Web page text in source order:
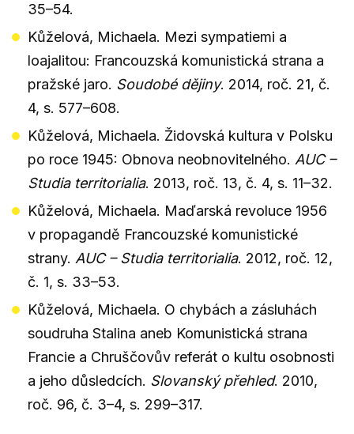
35–54.
Kůželová, Michaela. Mezi sympatiemi a
loajalitou: Francouzská komunistická strana a
pražské jaro. Soudobé dějiny. 2014, roč. 21, č.
4, s. 577–608.
Kůželová, Michaela. Židovská kultura v Polsku
po roce 1945: Obnova neobnovitelného. AUC –
Studia territorialia. 2013, roč. 13, č. 4, s. 11–32.
Kůželová, Michaela. Maďarská revoluce 1956
v propagandě Francouzské komunistické
strany. AUC – Studia territorialia. 2012, roč. 12,
č. 1, s. 33–53.
Kůželová, Michaela. O chybách a zásluhách
soudruha Stalina aneb Komunistická strana
Francie a Chruščovův referát o kultu osobnosti
a jeho důsledcích. Slovanský přehled. 2010,
roč. 96, č. 3–4, s. 299–317.